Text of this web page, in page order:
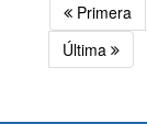
Primera
Última